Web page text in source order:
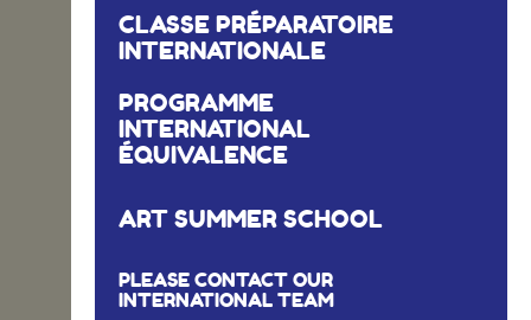
CLASSE PRÉPARATOIRE
INTERNATIONALE
PROGRAMME
INTERNATIONAL
ÉQUIVALENCE
ART SUMMER SCHOOL
PLEASE CONTACT OUR
INTERNATIONAL TEAM